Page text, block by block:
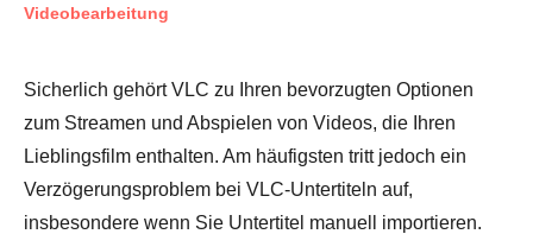
Videobearbeitung
Sicherlich gehört VLC zu Ihren bevorzugten Optionen
zum Streamen und Abspielen von Videos, die Ihren
Lieblingsfilm enthalten. Am häufigsten tritt jedoch ein
Verzögerungsproblem bei VLC-Untertiteln auf,
insbesondere wenn Sie Untertitel manuell importieren.